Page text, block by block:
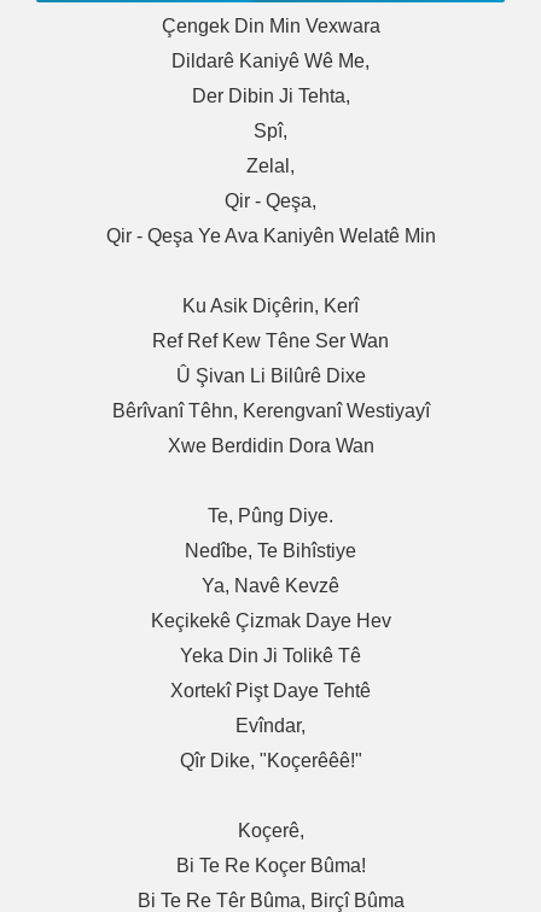
Çengek Din Min Vexwara
Dildarê Kaniyê Wê Me,
Der Dibin Ji Tehta,
Spî,
Zelal,
Qir - Qeşa,
Qir - Qeşa Ye Ava Kaniyên Welatê Min
Ku Asik Diçêrin, Kerî
Ref Ref Kew Têne Ser Wan
Û Şivan Li Bilûrê Dixe
Bêrîvanî Têhn, Kerengvanî Westiyayî
Xwe Berdidin Dora Wan
Te, Pûng Diye.
Nedîbe, Te Bihîstiye
Ya, Navê Kevzê
Keçikekê Çizmak Daye Hev
Yeka Din Ji Tolikê Tê
Xortekî Pişt Daye Tehtê
Evîndar,
Qîr Dike, "koçerêêê!"
Koçerê,
Bi Te Re Koçer Bûma!
Bi Te Re Têr Bûma, Birçî Bûma